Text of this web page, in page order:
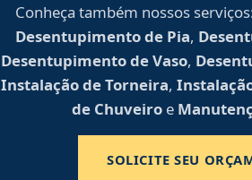
Conheça também nossos
Desentupimento de Pia,
Desentupimento de Vaso,
Instalação de Torneira,
de Chuveiro e
SOLICITE SEU